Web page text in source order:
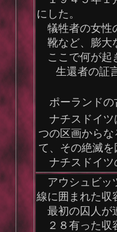
にした。
犠牲者の女性
靴など、膨大
ここで何が起
生還者の証
（囚人のよ
ポーランドの
ナチスドイツ
つの区画から
て、その絶滅を
ナチスドイツ
アウシュビッ
線に囲まれた収
最初の囚人が
２８有った収